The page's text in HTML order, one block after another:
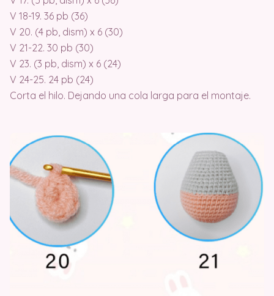
V 18-19. 36 pb (36)
V 20. (4 pb, dism) x 6 (30)
V 21-22. 30 pb (30)
V 23. (3 pb, dism) x 6 (24)
V 24-25. 24 pb (24)
Corta el hilo. Dejando una cola larga para el montaje.